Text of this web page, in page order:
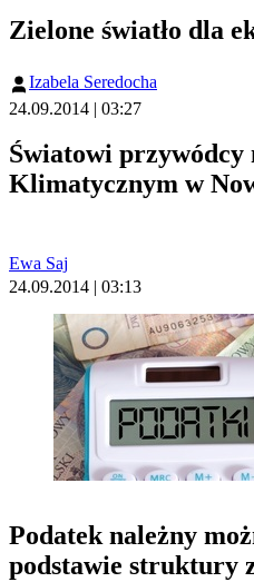
Zielone światło dla
Izabela Seredocha
24.09.2014 | 03:27
Światowi przywódcy
Klimatycznym w
Ewa Saj
24.09.2014 | 03:13
Podatek należny
podstawie struktury